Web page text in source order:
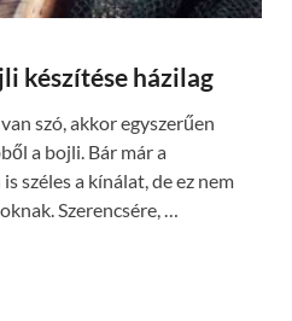
készítése házilag
szó, akkor egyszerűen
a bojli. Bár már a
széles a kínálat, de ez nem
Szerencsére, …